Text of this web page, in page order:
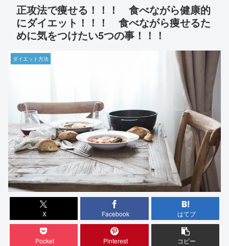
正攻法で痩せる！！！ 食べながら健康的
にダイエット！！！ 食べながら痩せるた
めに気をつけたい5つの事！！！
ダイエット方法
X Facebook はてブ
Pocket Pinterest コピー